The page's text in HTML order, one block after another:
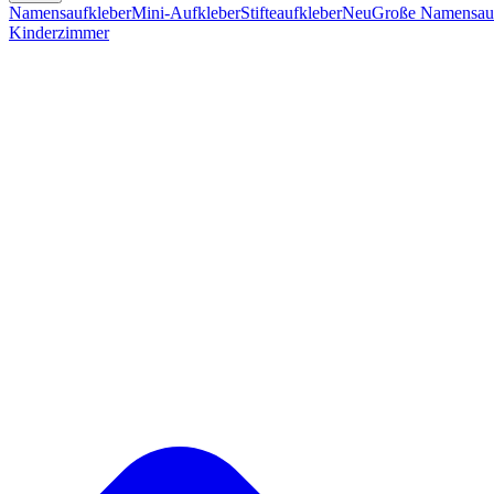
NamensaufkleberMini-AufkleberStifteaufkleberNeuGroße
Kinderzimmer